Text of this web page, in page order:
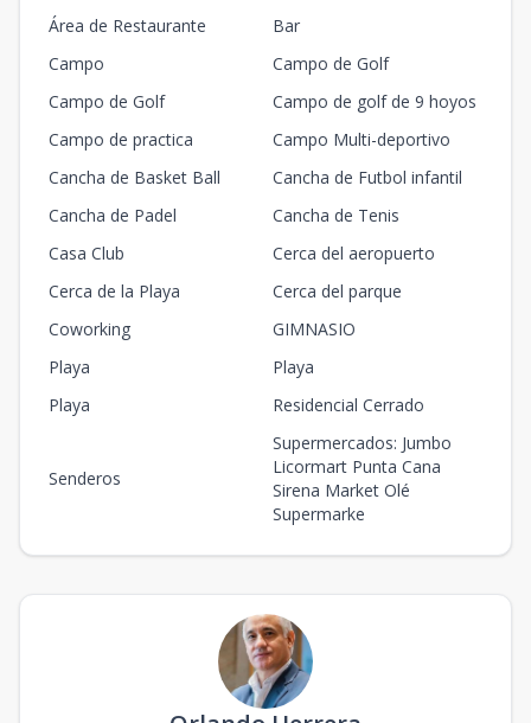
Área de Restaurante
Bar
Campo
Campo de Golf
Campo de Golf
Campo de golf de 9 hoyos
Campo de practica
Campo Multi-deportivo
Cancha de Basket Ball
Cancha de Futbol infantil
Cancha de Padel
Cancha de Tenis
Casa Club
Cerca del aeropuerto
Cerca de la Playa
Cerca del parque
Coworking
GIMNASIO
Playa
Playa
Playa
Residencial Cerrado
Senderos
Supermercados: Jumbo
Licormart Punta Cana
Sirena Market Olé
Supermarke